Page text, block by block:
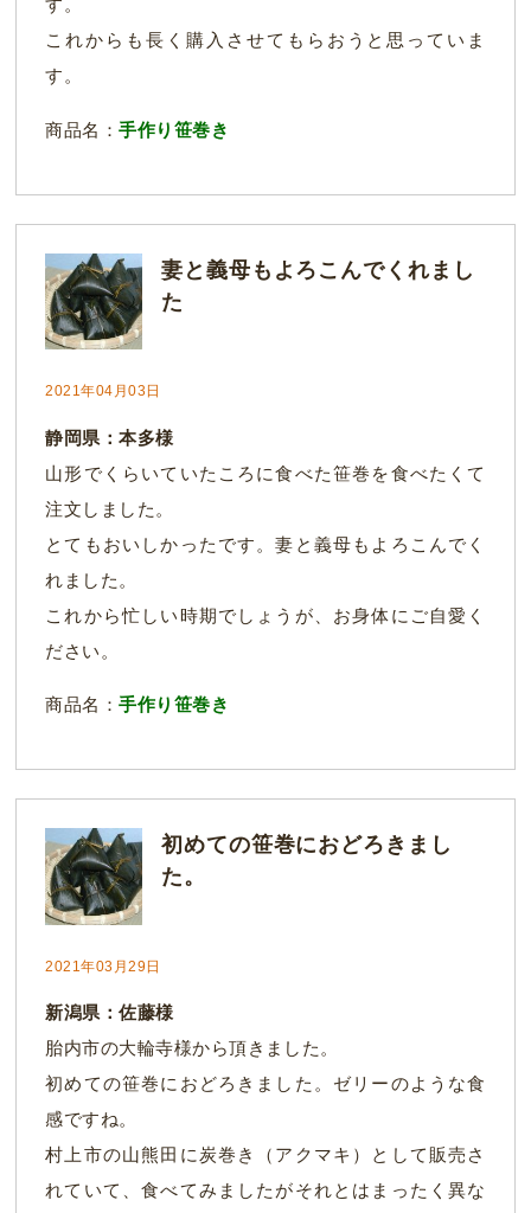
す。
これからも長く購入させてもらおうと思っていま
す。
商品名：手作り笹巻き
妻と義母もよろこんでくれまし
た
2021年04月03日
静岡県：本多様
山形でくらいていたころに食べた笹巻を食べたくて
注文しました。
とてもおいしかったです。妻と義母もよろこんでく
れました。
これから忙しい時期でしょうが、お身体にご自愛く
ださい。
商品名：手作り笹巻き
初めての笹巻におどろきまし
た。
2021年03月29日
新潟県：佐藤様
胎内市の大輪寺様から頂きました。
初めての笹巻におどろきました。ゼリーのような食
感ですね。
村上市の山熊田に炭巻き（アクマキ）として販売さ
れていて、食べてみましたがそれとはまったく異な